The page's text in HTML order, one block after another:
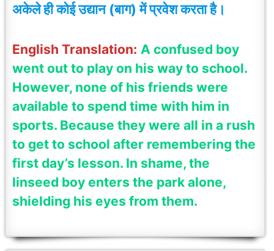
अकेले ही कोई उद्यान (बाग) में प्रवेश करता है।
English Translation: A confused boy
went out to play on his way to school.
However, none of his friends were
available to spend time with him in
sports. Because they were all in a rush
to get to school after remembering the
first day’s lesson. In shame, the
linseed boy enters the park alone,
shielding his eyes from them.